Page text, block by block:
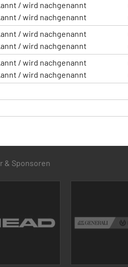
/ wird nachgenannt
/ wird nachgenannt
/ wird nachgenannt
/ wird nachgenannt
/ wird nachgenannt
/ wird nachgenannt
& Sponsoren